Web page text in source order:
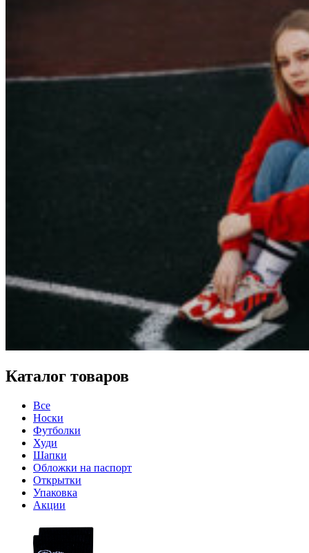
Каталог товаров
Все
Носки
Футболки
Худи
Шапки
Обложки на паспорт
Открытки
Упаковка
Акции